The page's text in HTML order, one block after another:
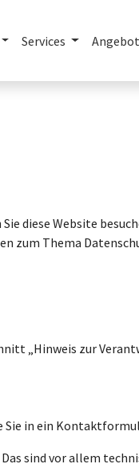
Services
diese Website
zum Thema
„Hinweis zur
Sie in ein
sind vor allem